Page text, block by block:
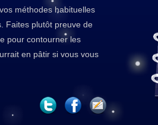
méthodes habituelles
Faites plutôt preuve de
pour contourner les
en pâtir si vous vous